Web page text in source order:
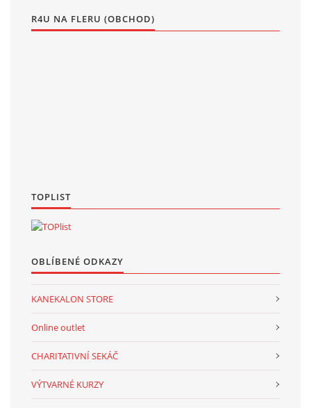
R4U NA FLERU (OBCHOD)
TOPLIST
OBLÍBENÉ ODKAZY
KANEKALON STORE
Online outlet
CHARITATIVNÍ SEKÁČ
VÝTVARNÉ KURZY